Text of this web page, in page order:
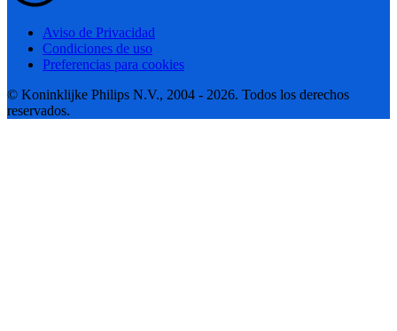
Aviso de Privacidad
Condiciones de uso
Preferencias para cookies
© Koninklijke Philips N.V., 2004 - 2026. Todos los derechos
reservados.